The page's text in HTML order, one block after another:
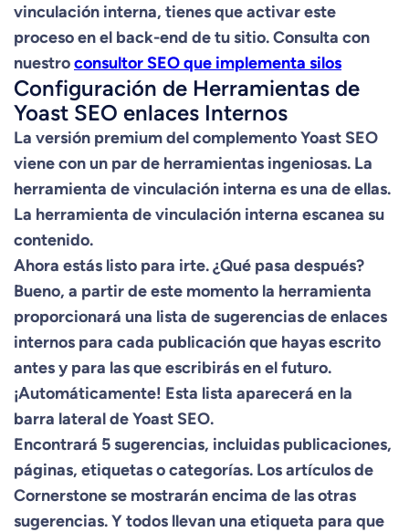
vinculación interna, tienes que activar este
proceso en el back-end de tu sitio. Consulta con
nuestroconsultor SEO que implementa silos
Configuración de Herramientas de
Yoast SEO enlaces Internos
La versión premium del complemento Yoast SEO
viene con un par de herramientas ingeniosas. La
herramienta de vinculación interna es una de ellas.
La herramienta de vinculación interna escanea su
contenido.
Ahora estás listo para irte. ¿Qué pasa después?
Bueno, a partir de este momento la herramienta
proporcionará una lista de sugerencias de enlaces
internos para cada publicación que hayas escrito
antes y para las que escribirás en el futuro.
¡Automáticamente! Esta lista aparecerá en la
barra lateral de Yoast SEO.
Encontrará 5 sugerencias, incluidas publicaciones,
páginas, etiquetas o categorías. Los artículos de
Cornerstone se mostrarán encima de las otras
sugerencias. Y todos llevan una etiqueta para que